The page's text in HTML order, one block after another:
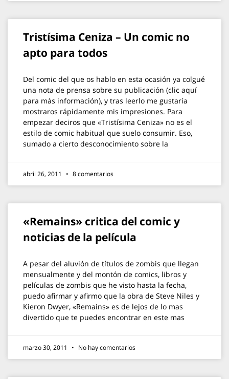
Tristísima Ceniza – Un comic no
apto para todos
Del comic del que os hablo en esta ocasión ya colgué
una nota de prensa sobre su publicación (clic aquí
para más información), y tras leerlo me gustaría
mostraros rápidamente mis impresiones. Para
empezar deciros que «Tristísima Ceniza» no es el
estilo de comic habitual que suelo consumir. Eso,
sumado a cierto desconocimiento sobre la
abril 26, 2011 8 comentarios
«Remains» critica del comic y
noticias de la película
A pesar del aluvión de títulos de zombis que llegan
mensualmente y del montón de comics, libros y
películas de zombis que he visto hasta la fecha,
puedo afirmar y afirmo que la obra de Steve Niles y
Kieron Dwyer, «Remains» es de lejos de lo mas
divertido que te puedes encontrar en este mas
marzo 30, 2011 No hay comentarios